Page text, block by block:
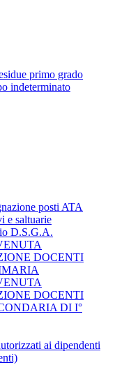
primo grado
indeterminato
posti ATA
e saltuarie
D.S.G.A.
DOCENTI
DOCENTI
DI I°
ai dipendenti